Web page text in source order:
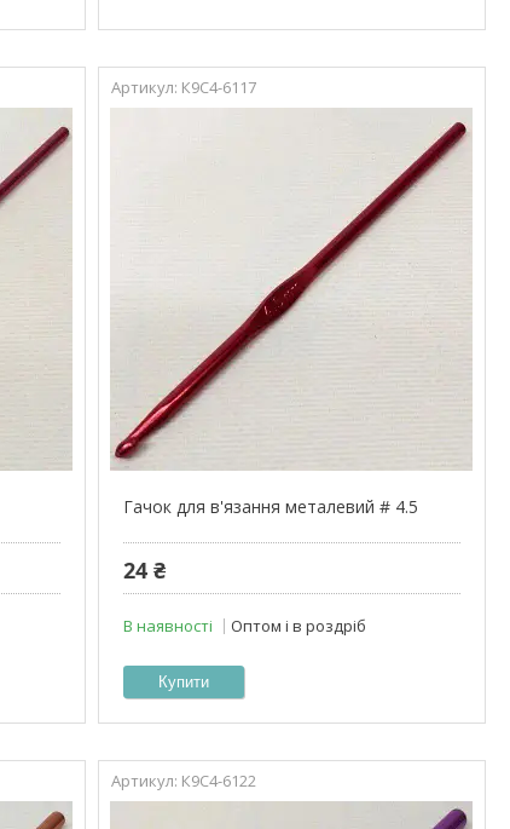
К9С4-6117
Гачок для в'язання металевий # 4.5
24 ₴
В наявності Оптом і в роздріб
Купити
К9С4-6122